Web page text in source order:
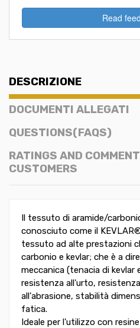
Read
DESCRIZIONE
DOCUMENTI ALLEGATI
QUESTIONS(FAQS)
RATINGS AND
CUSTOMERS
Il tessuto di aramide/
conosciuto come il
tessuto ad alte prestazioni
carbonio e kevlar; che è a
meccanica (tenacia di kevlar
resistenza all'urto,
all'abrasione, stabilità
fatica.
Ideale per l'utilizzo con